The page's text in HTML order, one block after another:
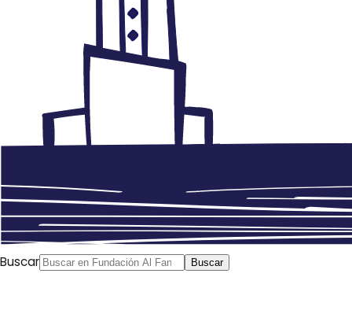
Buscar Buscar
Autor: AlFanar